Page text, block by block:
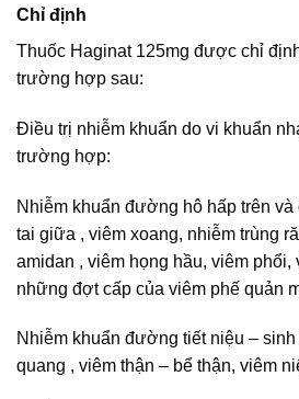
Chỉ định
Thuốc Haginat 125mg được chỉ
trường hợp sau:
Điều trị nhiễm khuẩn do vi khuẩn
trường hợp:
Nhiễm khuẩn đường hô hấp trên
tai giữa , viêm xoang, nhiễm trùng
amidan , viêm họng hầu, viêm phổi,
những đợt cấp của viêm phế quản
Nhiễm khuẩn đường tiết niệu –
quang , viêm thận – bể thận, viêm